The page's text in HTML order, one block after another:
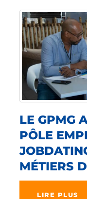
LE GPMG
PÔLE
MÉTIERS
LIRE PLUS